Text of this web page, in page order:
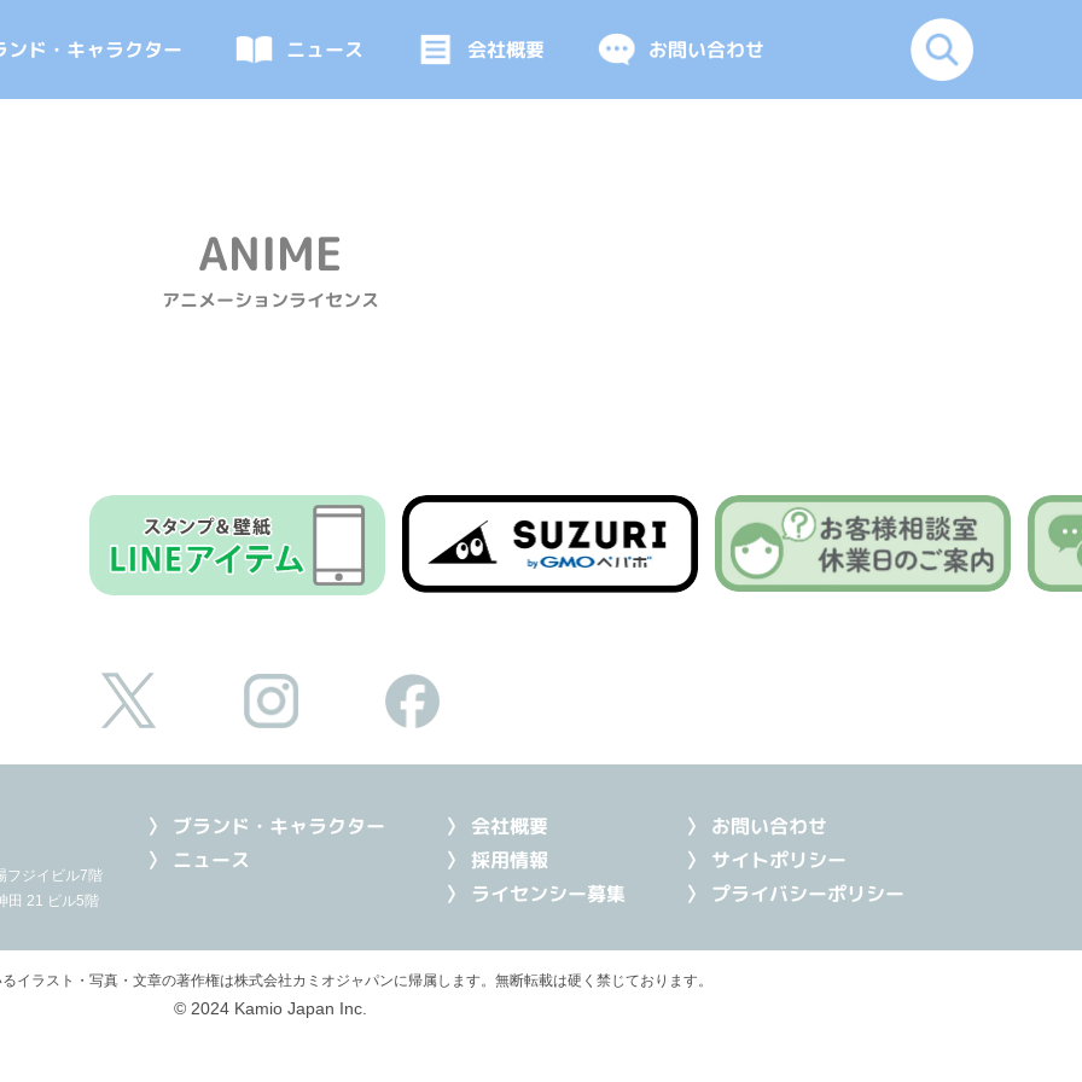
ンド・キャラクター ニュース 会社概要 お問い合わせ
ANIME
アニメーションライセンス
フジイビル7階
田 21 ビル5階
〉 ブランド・キャラクター
〉 ニュース
〉 会社概要
〉 採用情報
〉 ライセンシー募集
〉 お問い合わせ
〉 サイトポリシー
〉 プライバシーポリシー
イラスト・写真・文章の著作権は株式会社カミオジャパンに帰属します。無断転載は硬く禁じております。
© 2024 Kamio Japan Inc.